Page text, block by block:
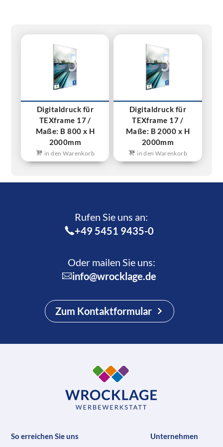
Digitaldruck für
TEXframe 17 /
Maße: B 800 x H
2000mm
in den Warenkorb
Digitaldruck für
TEXframe 17 /
Maße: B 2000 x H
2000mm
in den Warenkorb
Rufen Sie uns an:­
+49 5451 9435-0
Oder mailen Sie uns:
info@wrocklage.de
Zum Kontaktformular
So erreichen Sie uns
Unternehmen